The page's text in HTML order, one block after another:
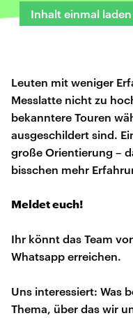
Inhalt einmal laden
Leuten mit weniger
Messlatte nicht zu
bekanntere Touren
ausgeschildert sind.
große Orientierung –
bisschen mehr
Meldet euch!
Ihr könnt das Team
Whatsapp erreichen.
Uns interessiert: Was
Thema, über das wir